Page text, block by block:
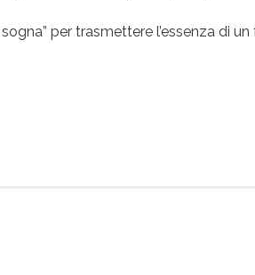
per trasmettere l’essenza di